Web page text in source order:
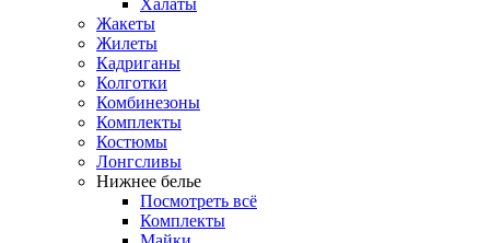
Жакеты
Жилеты
Кадриганы
Колготки
Комбинезоны
Комплекты
Костюмы
Лонгсливы
Нижнее белье
Посмотреть всё
Комплекты